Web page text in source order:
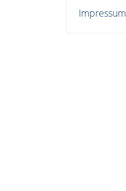
Impressum